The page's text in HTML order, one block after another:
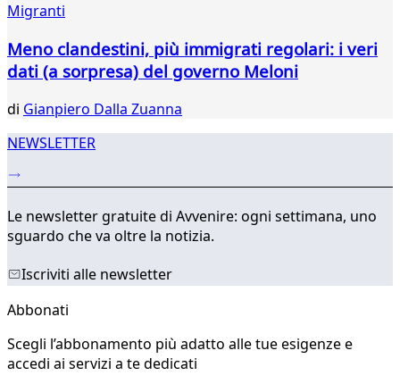
Migranti
Meno clandestini, più immigrati regolari: i veri
dati (a sorpresa) del governo Meloni
di Gianpiero Dalla Zuanna
NEWSLETTER
Le newsletter gratuite di Avvenire: ogni settimana, uno
sguardo che va oltre la notizia.
Iscriviti alle newsletter
Abbonati
Scegli l’abbonamento più adatto alle tue esigenze e
accedi ai servizi a te dedicati